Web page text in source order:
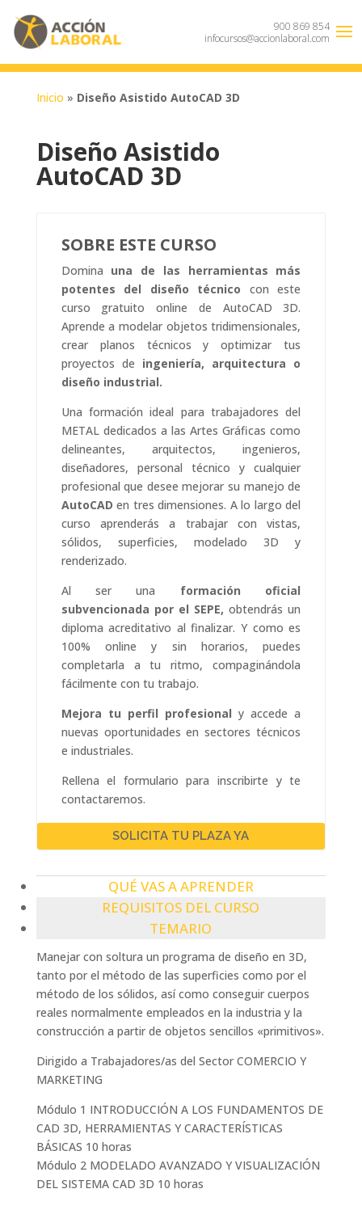
900 869 854
infocursos@accionlaboral.com
Inicio » Diseño Asistido AutoCAD 3D
Diseño Asistido
AutoCAD 3D
SOBRE ESTE CURSO
Domina una de las herramientas más
potentes del diseño técnico con este
curso gratuito online de AutoCAD 3D.
Aprende a modelar objetos tridimensionales,
crear planos técnicos y optimizar tus
proyectos de ingeniería, arquitectura o
diseño industrial.
Una formación ideal para trabajadores del
METAL dedicados a las Artes Gráficas como
delineantes, arquitectos, ingenieros,
diseñadores, personal técnico y cualquier
profesional que desee mejorar su manejo de
AutoCAD en tres dimensiones. A lo largo del
curso aprenderás a trabajar con vistas,
sólidos, superficies, modelado 3D y
renderizado.
Al ser una formación oficial
subvencionada por el SEPE, obtendrás un
diploma acreditativo al finalizar. Y como es
100% online y sin horarios, puedes
completarla a tu ritmo, compaginándola
fácilmente con tu trabajo.
Mejora tu perfil profesional y accede a
nuevas oportunidades en sectores técnicos
e industriales.
Rellena el formulario para inscribirte y te
contactaremos.
SOLICITA TU PLAZA YA
QUÉ VAS A APRENDER
REQUISITOS DEL CURSO
TEMARIO
Manejar con soltura un programa de diseño en 3D,
tanto por el método de las superficies como por el
método de los sólidos, así como conseguir cuerpos
reales normalmente empleados en la industria y la
construcción a partir de objetos sencillos «primitivos».
Dirigido a Trabajadores/as del Sector COMERCIO Y
MARKETING
Módulo 1 INTRODUCCIÓN A LOS FUNDAMENTOS DE
CAD 3D, HERRAMIENTAS Y CARACTERÍSTICAS
BÁSICAS 10 horas
Módulo 2 MODELADO AVANZADO Y VISUALIZACIÓN
DEL SISTEMA CAD 3D 10 horas